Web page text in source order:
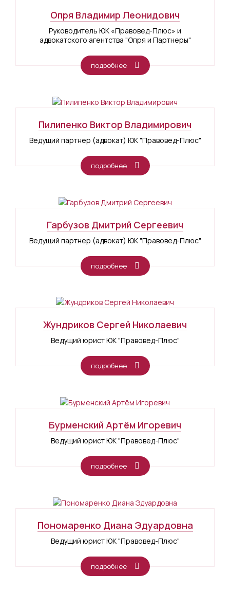
Опря Владимир Леонидович
Руководитель ЮК «Правовед-Плюс» и
адвокатского агентства "Опря и Партнеры"
подробнее
Пилипенко Виктор Владимирович
Ведущий партнер (адвокат) ЮК "Правовед-Плюс"
подробнее
Гарбузов Дмитрий Сергеевич
Ведущий партнер (адвокат) ЮК "Правовед-Плюс"
подробнее
Жундриков Сергей Николаевич
Ведущий юрист ЮК "Правовед-Плюс"
подробнее
Бурменский Артём Игоревич
Ведущий юрист ЮК "Правовед-Плюс"
подробнее
Пономаренко Диана Эдуардовна
Ведущий юрист ЮК "Правовед-Плюс"
подробнее